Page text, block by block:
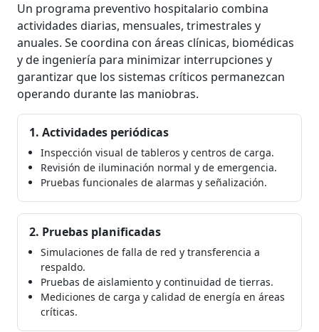
Un programa preventivo hospitalario combina
actividades diarias, mensuales, trimestrales y
anuales. Se coordina con áreas clínicas, biomédicas
y de ingeniería para minimizar interrupciones y
garantizar que los sistemas críticos permanezcan
operando durante las maniobras.
1. Actividades periódicas
Inspección visual de tableros y centros de carga.
Revisión de iluminación normal y de emergencia.
Pruebas funcionales de alarmas y señalización.
2. Pruebas planificadas
Simulaciones de falla de red y transferencia a
respaldo.
Pruebas de aislamiento y continuidad de tierras.
Mediciones de carga y calidad de energía en áreas
críticas.